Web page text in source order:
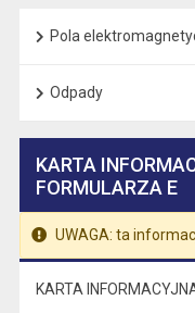
Pola
Odpady
KARTA
FORMULARZA E
UWAGA: ta
KARTA